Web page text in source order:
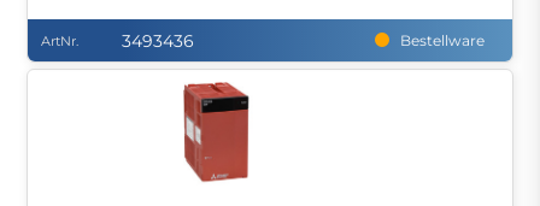
ArtNr. 3493436 Bestellware